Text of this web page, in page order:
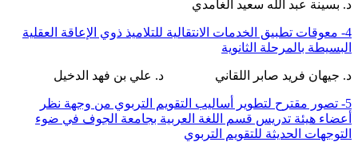
د. بسينة عبد الله سعيد الغامدي
4- معوقات تطبيق الخدمات الانتقالية للتلاميذ ذوي الإعاقة العقلية
البسيطة بالمرحلة الثانوية
د. جيهان فريد صابر اللقاني د. علي بن فهد الدخيل
5- تصور مقترح لتطوير أساليب التقويم التربوي من وجهة نظر
أعضاء هيئة تدريس قسم اللغة العربية بجامعة الجوف في ضوء
التوجهات الحديثة للتقويم التربوي